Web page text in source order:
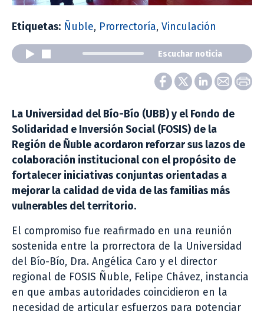
Etiquetas: Ñuble, Prorrectoría, Vinculación
Escuchar noticia
La Universidad del Bío-Bío (UBB) y el Fondo de
Solidaridad e Inversión Social (FOSIS) de la
Región de Ñuble acordaron reforzar sus lazos de
colaboración institucional con el propósito de
fortalecer iniciativas conjuntas orientadas a
mejorar la calidad de vida de las familias más
vulnerables del territorio.
El compromiso fue reafirmado en una reunión
sostenida entre la prorrectora de la Universidad
del Bío-Bío, Dra. Angélica Caro y el director
regional de FOSIS Ñuble, Felipe Chávez, instancia
en que ambas autoridades coincidieron en la
necesidad de articular esfuerzos para potenciar